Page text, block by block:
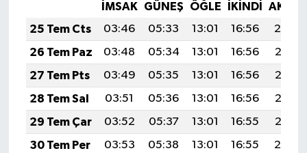
İMSAK GÜNEŞ ÖĞLE İKINDI
25 Tem Cts
03:46 05:33 13:01 16:56
20:19
26 Tem Paz
03:48 05:34 13:01 16:56
20:18
27 Tem Pts
03:49 05:35 13:01 16:56
20:17
28 Tem Sal
03:51 05:36 13:01 16:56
20:16
29 Tem Çar
03:52 05:37 13:01 16:55
20:15
30 Tem Per
03:53 05:38 13:01 16:55
20:14